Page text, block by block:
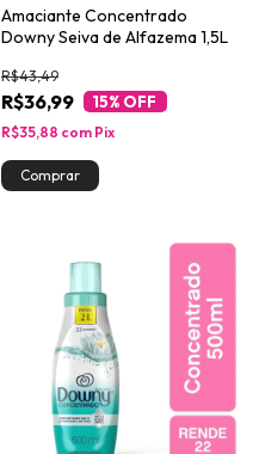
Amaciante Concentrado
Downy Seiva de Alfazema 1,5L
R$36,99
R$43,49
15% OFF
R$35,88 com Pix